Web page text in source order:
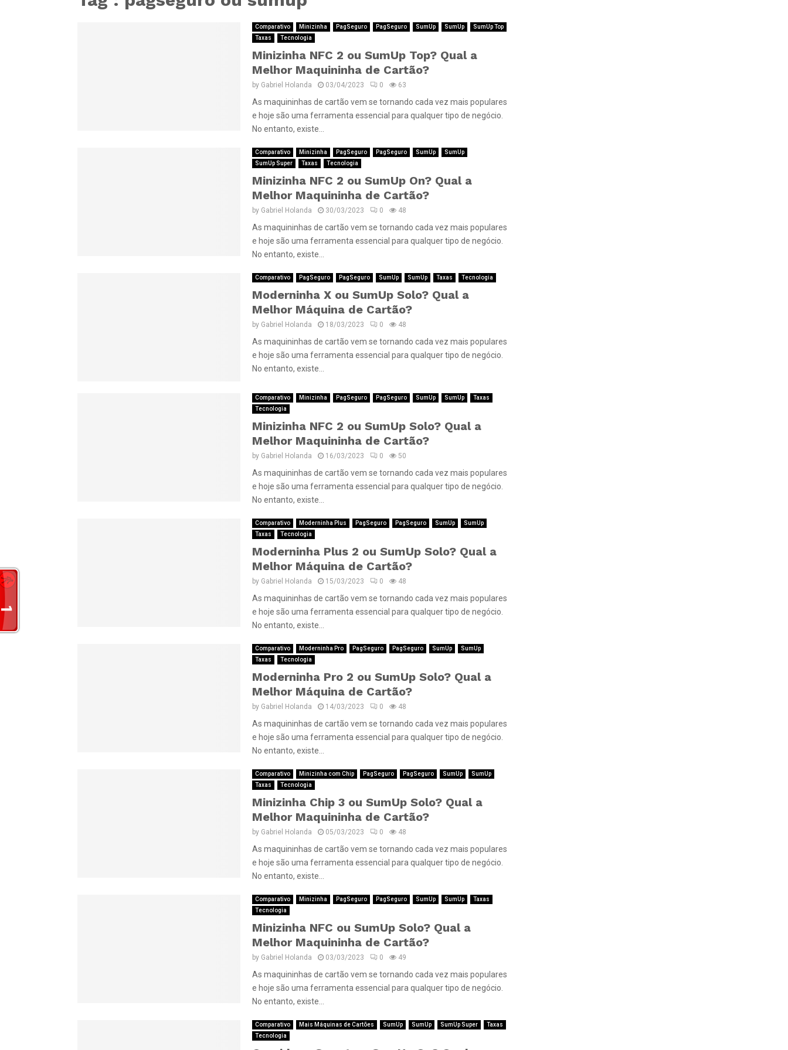
Comparativo Minizinha PagSeguro PagSeguro SumUp SumUp
SumUp Top
Taxas
Tecnologia
Minizinha NFC 2 ou SumUp Top? Qual a
Melhor Maquininha de Cartão?
by Gabriel Holanda 03/04/2023 0 63
As maquininhas de cartão vem se tornando cada vez mais populares
e hoje são uma ferramenta essencial para qualquer tipo de negócio.
No entanto, existe...
Comparativo Minizinha PagSeguro PagSeguro SumUp
SumUp
SumUp Super
Taxas Tecnologia
Minizinha NFC 2 ou SumUp On? Qual a
Melhor Maquininha de Cartão?
by Gabriel Holanda 30/03/2023 0 48
As maquininhas de cartão vem se tornando cada vez mais populares
e hoje são uma ferramenta essencial para qualquer tipo de negócio.
No entanto, existe...
Comparativo PagSeguro PagSeguro SumUp SumUp Taxas Tecnologia
Moderninha X ou SumUp Solo? Qual a
Melhor Máquina de Cartão?
by Gabriel Holanda 18/03/2023 0 48
As maquininhas de cartão vem se tornando cada vez mais populares
e hoje são uma ferramenta essencial para qualquer tipo de negócio.
No entanto, existe...
Comparativo Minizinha PagSeguro PagSeguro SumUp SumUp
Taxas
Tecnologia
Minizinha NFC 2 ou SumUp Solo? Qual a
Melhor Maquininha de Cartão?
by Gabriel Holanda 16/03/2023 0 50
As maquininhas de cartão vem se tornando cada vez mais populares
e hoje são uma ferramenta essencial para qualquer tipo de negócio.
No entanto, existe...
Comparativo Moderninha Plus PagSeguro PagSeguro SumUp
SumUp
Taxas
Tecnologia
Moderninha Plus 2 ou SumUp Solo? Qual a
Melhor Máquina de Cartão?
by Gabriel Holanda 15/03/2023 0 48
As maquininhas de cartão vem se tornando cada vez mais populares
e hoje são uma ferramenta essencial para qualquer tipo de negócio.
No entanto, existe...
Comparativo Moderninha Pro PagSeguro PagSeguro SumUp
SumUp
Taxas
Tecnologia
Moderninha Pro 2 ou SumUp Solo? Qual a
Melhor Máquina de Cartão?
by Gabriel Holanda 14/03/2023 0 48
As maquininhas de cartão vem se tornando cada vez mais populares
e hoje são uma ferramenta essencial para qualquer tipo de negócio.
No entanto, existe...
Comparativo Minizinha com Chip PagSeguro PagSeguro SumUp
SumUp
Taxas
Tecnologia
Minizinha Chip 3 ou SumUp Solo? Qual a
Melhor Maquininha de Cartão?
by Gabriel Holanda 05/03/2023 0 48
As maquininhas de cartão vem se tornando cada vez mais populares
e hoje são uma ferramenta essencial para qualquer tipo de negócio.
No entanto, existe...
Comparativo Minizinha PagSeguro PagSeguro SumUp SumUp
Taxas
Tecnologia
Minizinha NFC ou SumUp Solo? Qual a
Melhor Maquininha de Cartão?
by Gabriel Holanda 03/03/2023 0 49
As maquininhas de cartão vem se tornando cada vez mais populares
e hoje são uma ferramenta essencial para qualquer tipo de negócio.
No entanto, existe...
Comparativo Mais Máquinas de Cartões SumUp SumUp SumUp Super
Taxas
Tecnologia